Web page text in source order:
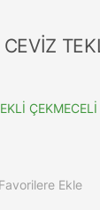
Favorilere Ekle